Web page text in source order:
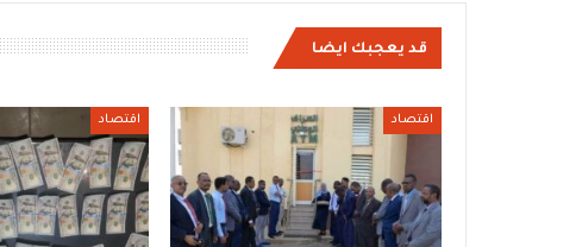
قد يعجبك ايضا
اقتصاد اقتصاد